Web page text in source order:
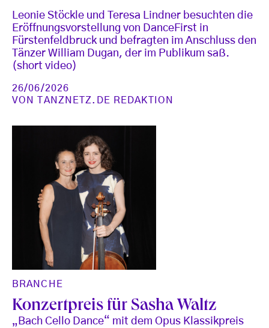
Leonie Stöckle und Teresa Lindner besuchten die
Eröffnungsvorstellung von DanceFirst in
Fürstenfeldbruck und befragten im Anschluss den
Tänzer William Dugan, der im Publikum saß.
(short video)
26/06/2026
VON
TANZNETZ.DE REDAKTION
BRANCHE
Konzertpreis für Sasha Waltz
„Bach Cello Dance“ mit dem Opus Klassikpreis